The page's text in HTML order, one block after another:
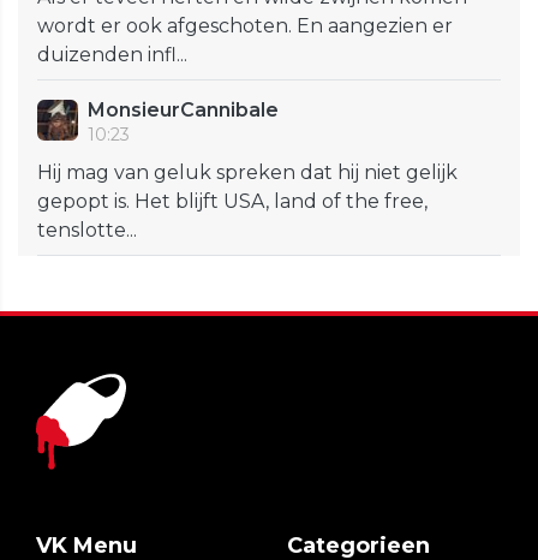
wordt er ook afgeschoten. En aangezien er
duizenden infl...
MonsieurCannibale
10:23
Hij mag van geluk spreken dat hij niet gelijk
gepopt is. Het blijft USA, land of the free,
tenslotte...
VK Menu Categorieen